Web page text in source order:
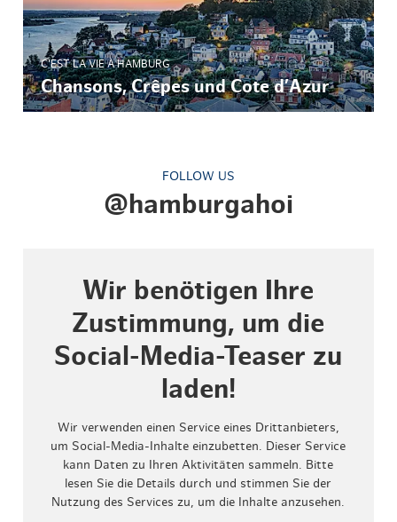
C'EST LA VIE À HAMBURG
Chansons, Crêpes und Cote d’Azur
FOLLOW US
@hamburgahoi
Wir benötigen Ihre
Zustimmung, um die
Social-Media-Teaser zu
laden!
Wir verwenden einen Service eines Drittanbieters,
um Social-Media-Inhalte einzubetten. Dieser Service
kann Daten zu Ihren Aktivitäten sammeln. Bitte
lesen Sie die Details durch und stimmen Sie der
Nutzung des Services zu, um die Inhalte anzusehen.